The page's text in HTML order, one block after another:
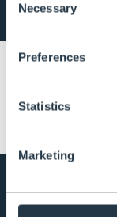
Selection
Necessary
Preferences
Statistics
Marketing
DOWNLOAD